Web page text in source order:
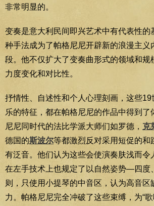
非常明显的。
变奏是意大利民间即兴艺术中有代表性的
种手法成为了帕格尼尼开辟新的浪漫主义
段。他不仅扩大了变奏曲形式的领域和规
力度变化和对比性。
抒情性、自述性和个人心理刻画，这些
乐的特征，都在帕格尼尼的作品中得到了
尼尼同时代的法比学派大师们如罗德， 克
德国的斯波尔等都激烈反对采用短促的和
有泛音。他们认为这些会使演奏肤浅而令
在左手技术上也规定了以自然姿势—四度
则，只使用小提琴的中音区，认为高音区
力。帕格尼尼完全冲破了这些束缚，为“